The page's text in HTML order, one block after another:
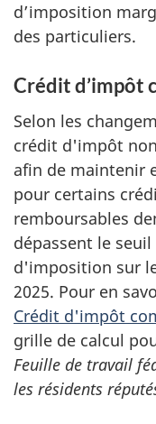
d’imposition
des particuliers.
Crédit d’impôt
Selon les
crédit d'impôt
afin de maintenir
pour certains
remboursables
dépassent le
d'imposition sur
2025. Pour en
Crédit d'impôt
grille de calcul
Feuille de travail
les résidents